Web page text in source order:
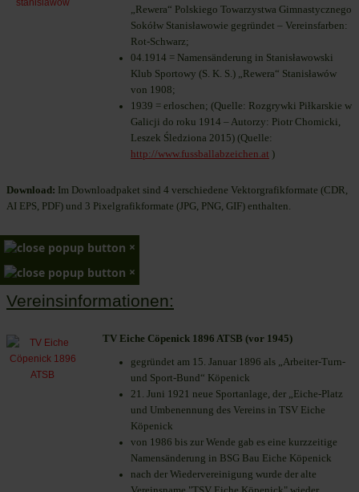
„Rewera“ Polskiego Towarzystwa Gimnastycznego
Sokółw Stanisławowie gegründet – Vereinsfarben:
Rot-Schwarz;
04.1914 = Namensänderung in Stanisławowski
Klub Sportowy (S. K. S.) „Rewera“ Stanisławów
von 1908;
1939 = erloschen; (Quelle: Rozgrywki Piłkarskie w
Galicji do roku 1914 – Autorzy: Piotr Chomicki,
Leszek Śledziona 2015) (Quelle:
http://www.fussballabzeichen.at )
Download: Im Downloadpaket sind 4 verschiedene Vektorgrafikformate (CDR,
AI EPS, PDF) und 3 Pixelgrafikformate (JPG, PNG, GIF) enthalten.
×
×
Vereinsinformationen:
TV Eiche Cöpenick 1896 ATSB (vor 1945)
gegründet am 15. Januar 1896 als „Arbeiter-Turn-
und Sport-Bund“ Köpenick
21. Juni 1921 neue Sportanlage, der „Eiche-Platz
und Umbenennung des Vereins in TSV Eiche
Köpenick
von 1986 bis zur Wende gab es eine kurzzeitige
Namensänderung in BSG Bau Eiche Köpenick
nach der Wiedervereinigung wurde der alte